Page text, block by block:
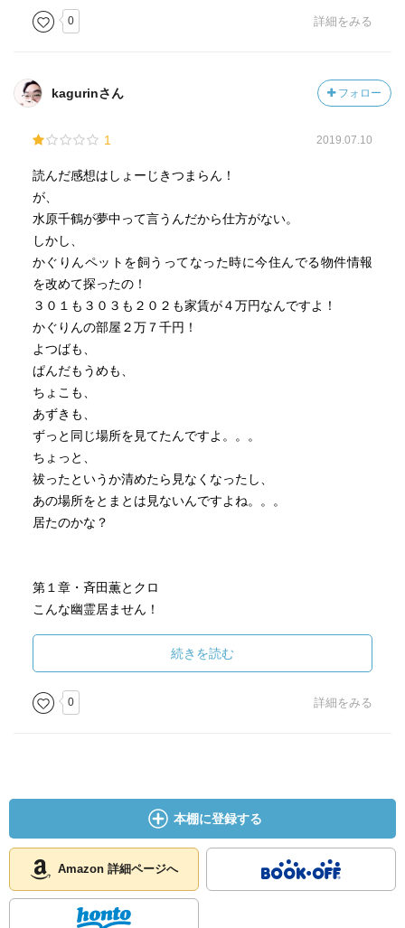
0 詳細をみる
kagurinさん フォロー
1 2019.07.10
読んだ感想はしょーじきつまらん！
が、
水原千鶴が夢中って言うんだから仕方がない。
しかし、
かぐりんペットを飼うってなった時に今住んでる物件情報
を改めて探ったの！
３０１も３０３も２０２も家賃が４万円なんですよ！
かぐりんの部屋２万７千円！
よつばも、
ぱんだもうめも、
ちょこも、
あずきも、
ずっと同じ場所を見てたんですよ。。。
ちょっと、
祓ったというか清めたら見なくなったし、
あの場所をとまとは見ないんですよね。。。
居たのかな？
第１章・斉田薫とクロ
こんな幽霊居ません！
第２章・よくあるやつ！
つか、
かぐりんの目覚めも実は電車でした！
第３章・アオイ登場！
って、
何で見えるようになるんだ？
続きを読む
0 詳細をみる
本棚に登録する
Amazon 詳細ページへ